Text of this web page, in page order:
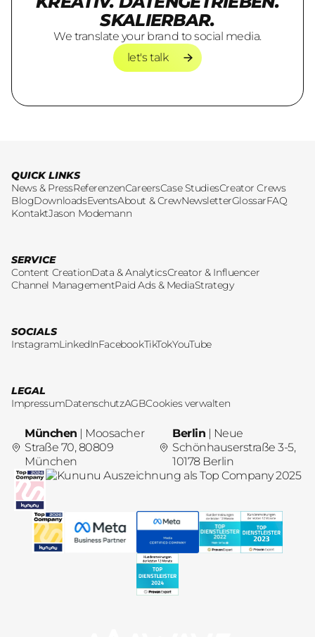
SKALIERBAR.
We translate your brand to social media.
let's talk
let's talk
QUICK LINKS
News & PressReferenzenCareersCase StudiesCreator Crews
BlogDownloadsEventsAbout & CrewNewsletterGlossarFAQ
KontaktJason Modemann
SERVICE
Content CreationData & AnalyticsCreator & Influencer
Channel ManagementPaid Ads & MediaStrategy
SOCIALS
InstagramLinkedInFacebookTikTokYouTube
LEGAL
ImpressumDatenschutzAGBCookies verwalten
München | Moosacher
Straße 70, 80809
München
Berlin | Neue
Schönhauserstraße 3-5,
10178 Berlin